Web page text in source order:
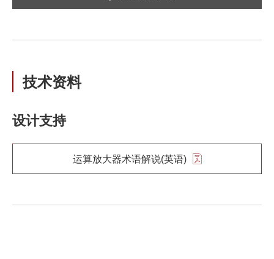
技术资料
设计支持
运算放大器术语解说(英语)